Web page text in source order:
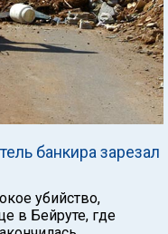
банкира зарезал
убийство,
в Бейруте, где